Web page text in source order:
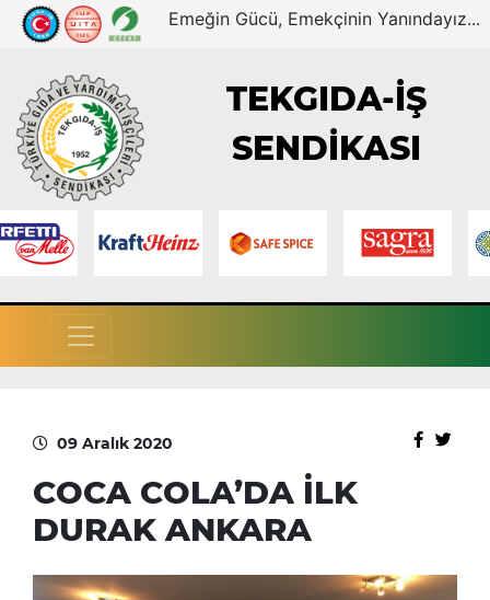
Emeğin Gücü, Emekçinin Yanındayız...
TEKGIDA-İŞ
SENDİKASI
09 Aralık 2020
COCA COLA’DA İLK
DURAK ANKARA